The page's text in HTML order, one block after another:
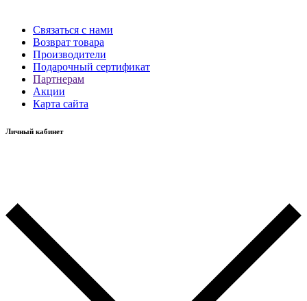
Связаться с нами
Возврат товара
Производители
Подарочный сертификат
Партнерам
Акции
Карта сайта
Личный кабинет